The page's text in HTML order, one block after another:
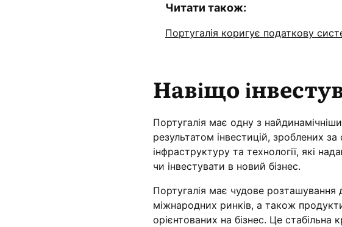
Читати також:
Португалія коригує податкову
Навіщо
Португалія має одну з
результатом інвестицій, зроблених
інфраструктуру та технології, які
чи інвестувати в новий бізнес.
Португалія має чудове
міжнародних ринків, а також
орієнтованих на бізнес. Це стабільна